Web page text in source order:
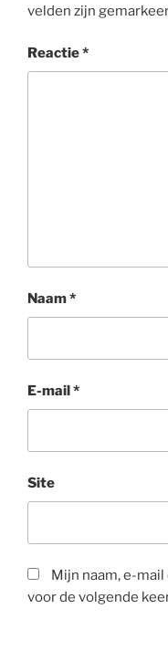
velden zijn
Reactie*
Naam*
E-mail *
Site
Mijn naam, e-
voor de volgende